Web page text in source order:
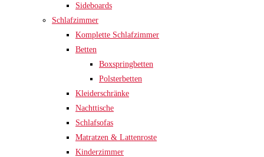
Sideboards
Schlafzimmer
Komplette Schlafzimmer
Betten
Boxspringbetten
Polsterbetten
Kleiderschränke
Nachttische
Schlafsofas
Matratzen & Lattenroste
Kinderzimmer